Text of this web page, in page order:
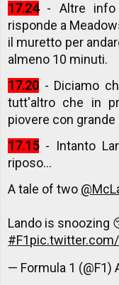
17.24- Altre info
risponde a
il muretto per
almeno 10 minuti.
17.20 - Diciamo
tutt'altro che in
piovere con
17.15- Intanto
riposo...
A tale of two
Lando is snoozing
#F1
— Formula 1 (@F1)